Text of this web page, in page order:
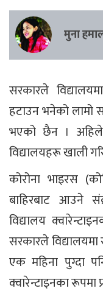
मुना
सरकारले
हटाउन भनेको लामो
भएको छैन । अहिले
विद्यालयहरू खाली
कोरोना भाइरस
बाहिरबाट आउने
विद्यालय
सरकारले विद्यालयमा
एक महिना पुग्दा
क्वारेन्टाइनका रूपमा